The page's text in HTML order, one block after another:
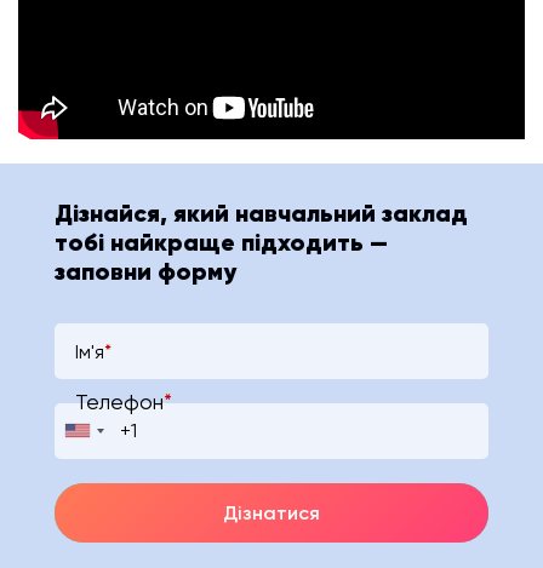
Дізнайся, який навчальний заклад
тобі найкраще підходить —
заповни форму
Ім'я*
Телефон*
Дізнатися